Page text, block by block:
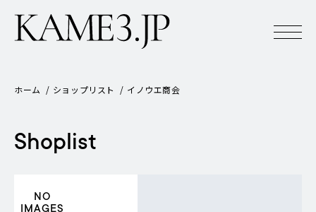
ホーム ショップリスト イノウエ商会
Shoplist
NO
IMAGES